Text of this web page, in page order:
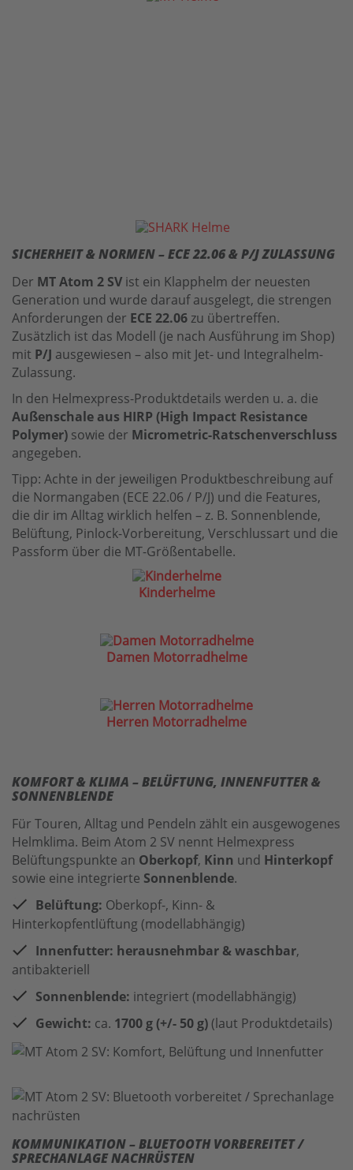
SICHERHEIT & NORMEN – ECE 22.06 & P/J ZULASSUNG
Der MT Atom 2 SV ist ein Klapphelm der neuesten
Generation und wurde darauf ausgelegt, die strengen
Anforderungen der ECE 22.06zu übertreffen.
Zusätzlich ist das Modell (je nach Ausführung im Shop)
mit P/J ausgewiesen – also mit Jet- und Integralhelm-
Zulassung.
In den Helmexpress-Produktdetails werden u. a. die
Außenschale aus HIRP (High Impact Resistance
Polymer) sowie der Micrometric-Ratschenverschluss
angegeben.
Tipp: Achte in der jeweiligen Produktbeschreibung auf
die Normangaben (ECE 22.06 / P/J) und die Features,
die dir im Alltag wirklich helfen – z. B. Sonnenblende,
Belüftung, Pinlock-Vorbereitung, Verschlussart und die
Passform über die MT-Größentabelle.
Kinderhelme
Damen Motorradhelme
Herren Motorradhelme
KOMFORT & KLIMA – BELÜFTUNG, INNENFUTTER &
SONNENBLENDE
Für Touren, Alltag und Pendeln zählt ein ausgewogenes
Helmklima. Beim Atom 2 SV nennt Helmexpress
Belüftungspunkte an Oberkopf, Kinn und Hinterkopf
sowie eine integrierte Sonnenblende.
Belüftung: Oberkopf-, Kinn- &
Hinterkopfentlüftung (modellabhängig)
Innenfutter: herausnehmbar & waschbar,
antibakteriell
Sonnenblende: integriert (modellabhängig)
Gewicht: ca. 1700 g (+/- 50 g) (laut Produktdetails)
KOMMUNIKATION – BLUETOOTH VORBEREITET /
SPRECHANLAGE NACHRÜSTEN